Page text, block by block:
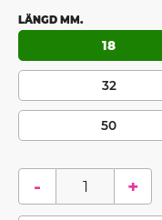
LÄNGD MM.
18
32
50
+
-